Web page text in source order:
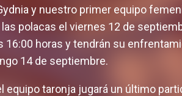
y nuestro primer equipo
polacas el viernes 12 de
16:00 horas y tendrán su
14 de septiembre.
taronja jugará un último